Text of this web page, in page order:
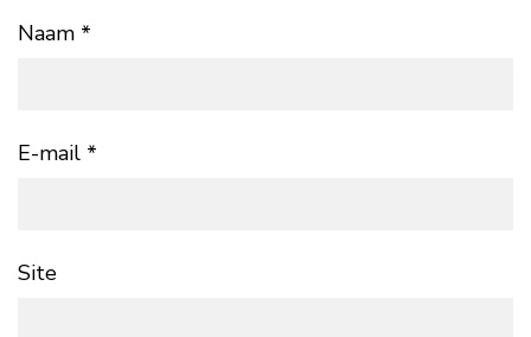
Naam *
E-mail *
Site